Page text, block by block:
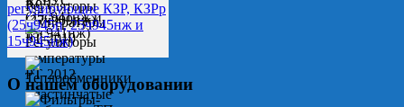
О нашем оборудовании